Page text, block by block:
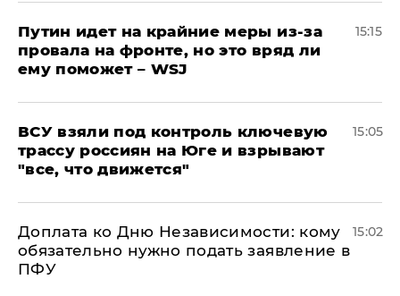
Путин идет на крайние меры из-за
провала на фронте, но это вряд ли
ему поможет – WSJ
15:15
ВСУ взяли под контроль ключевую
трассу россиян на Юге и взрывают
"все, что движется"
15:05
Доплата ко Дню Независимости: кому
обязательно нужно подать заявление в
ПФУ
15:02